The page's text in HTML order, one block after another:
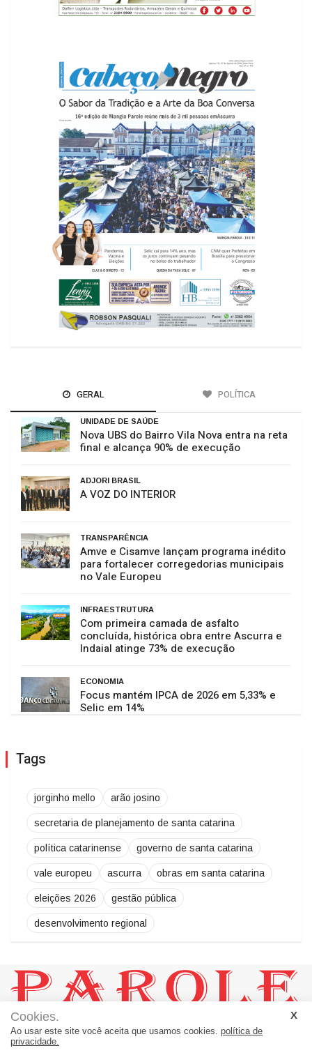
GERAL POLÍTICA
UNIDADE DE SAÚDE
Nova UBS do Bairro Vila Nova entra na reta
final e alcança 90% de execução
ADJORI BRASIL
A VOZ DO INTERIOR
TRANSPARÊNCIA
Amve e Cisamve lançam programa inédito
para fortalecer corregedorias municipais
no Vale Europeu
INFRAESTRUTURA
Com primeira camada de asfalto
concluída, histórica obra entre Ascurra e
Indaial atinge 73% de execução
ECONOMIA
Focus mantém IPCA de 2026 em 5,33% e
Selic em 14%
Tags
jorginho mello arão josino
secretaria de planejamento de santa catarina
política catarinense governo de santa catarina
vale europeu ascurra obras em santa catarina
eleições 2026 gestão pública
desenvolvimento regional
JORNAL PAROLE:
Um Jornal a Serviço de Ascurra - Palavras a Serviço da Notícia
Cookies.
Ao usar este site você aceita que usamos cookies. política de
privacidade.